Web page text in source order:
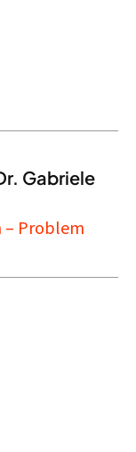
Gabriele
– Problem